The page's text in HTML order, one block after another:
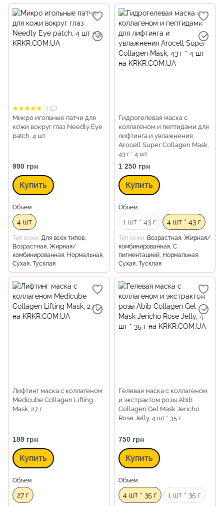
1
Микро игольные патчи для
кожи вокруг глаз Needly Eye
patch, 4 шт
990 грн
Купить
Объем
4 шт
Тип кожи Для всех типов,
Возрастная, Жирная/
комбинированная, Нормальная,
Сухая, Тусклая
Гидрогелевая маска с
коллагеном и пептидами для
лифтинга и увлажнения
Arocell Super Collagen Mask,
43 г * 4 шт
1 250 грн
Купить
Объем
1 шт * 43 г 4 шт * 43 г
Тип кожи Возрастная, Жирная/
комбинированная, С
пигментацией, Нормальная,
Сухая, Тусклая
Лифтинг маска с коллагеном
Medicube Collagen Lifting
Mask, 27 г
189 грн
Купить
Объем
27 г
Гелевая маска с коллагеном
и экстрактом розы Abib
Collagen Gel Mask Jericho
Rose Jelly, 4 шт * 35 г
750 грн
Купить
Объем
4 шт * 35 г 1 шт * 35 г